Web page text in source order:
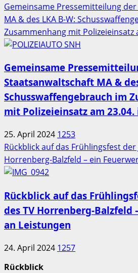
Gemeinsame Pressemitteilung
MA & des LKA B-W:
Zusammenhang mit Polizeieinsatz
Gemeinsame
Staatsanwaltschaft MA &
Schusswaffengebrauch im
mit Polizeieinsatz am 23.04.
25. April 2024 1253
Rückblick auf das Frühlingsfest der
Horrenberg-Balzfeld – ein
Rückblick auf das
des TV Horrenberg-Balzfeld
an Leistungen
24. April 2024 1257
Rückblick